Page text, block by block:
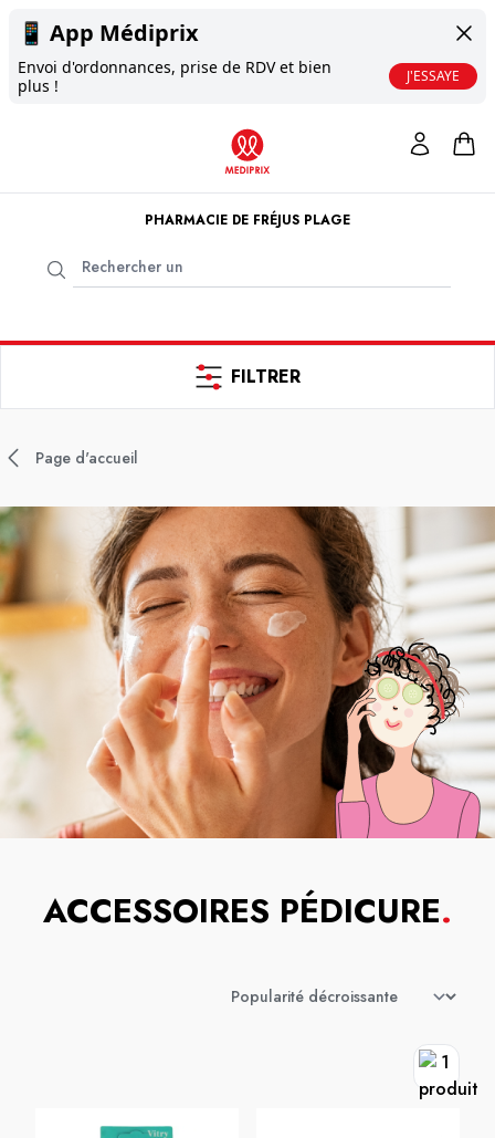
📱 App Médiprix
Envoi d'ordonnances, prise de RDV et bien
plus !
J'ESSAYE
PHARMACIE DE FRÉJUS PLAGE
FILTRER
Page d'accueil
ACCESSOIRES PÉDICURE.